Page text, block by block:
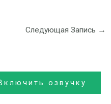
Следующая Запись →
права защищены.
озвучку